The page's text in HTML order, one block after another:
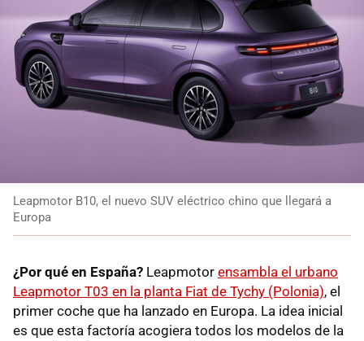
Leapmotor B10, el nuevo SUV eléctrico chino que llegará a
Europa
¿Por qué en España? Leapmotor ensambla el urbano
Leapmotor T03 en la planta Fiat de Tychy (Polonia), el
primer coche que ha lanzado en Europa. La idea inicial
es que esta factoría acogiera todos los modelos de la